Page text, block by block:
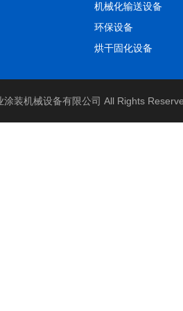
机械化输送设备
环保设备
烘干固化设备
装机械设备有限公司 All Rights